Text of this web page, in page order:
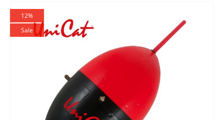
12%
Sale